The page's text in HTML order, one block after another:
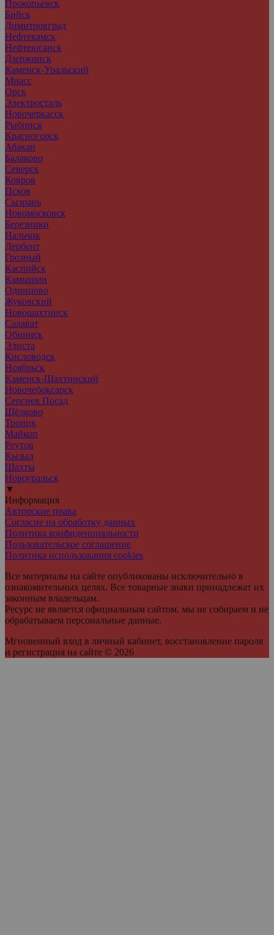
Прокопьевск
Бийск
Димитровград
Нефтекамск
Нефтеюганск
Дзержинск
Каменск-Уральский
Миасс
Орск
Электросталь
Новочеркасск
Рыбинск
Красногорск
Абакан
Балаково
Северск
Ковров
Псков
Сызрань
Новомосковск
Березники
Нальчик
Дербент
Грозный
Каспийск
Камышин
Одинцово
Жуковский
Новошахтинск
Салават
Обнинск
Элиста
Кисловодск
Ноябрьск
Каменск-Шахтинский
Новочебоксарск
Сергиев Посад
Щёлково
Троицк
Майкоп
Реутов
Кызыл
Шахты
Новоуральск
▼
Информация
Авторские права
Согласие на обработку данных
Политика конфиденциальности
Пользовательское соглашение
Политика использования cookies
Все материалы на сайте опубликованы исключительно в
ознакомительных целях. Все товарные знаки принадлежат их
законным владельцам.
Ресурс не является официальным сайтом, мы не собираем и не
обрабатываем персональные данные.
Мгновенный вход в личный кабинет, восстановление пароля
и регистрация на сайте © 2026